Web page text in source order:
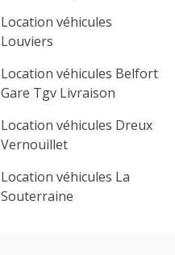
Location véhicules
Louviers
Location véhicules Belfort
Gare Tgv Livraison
Location véhicules Dreux
Vernouillet
Location véhicules La
Souterraine